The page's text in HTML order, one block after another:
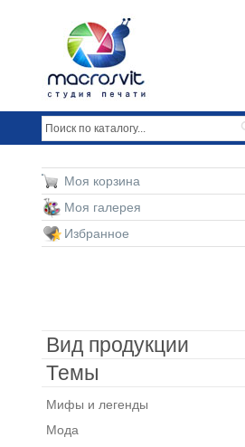
Моя корзина
Моя галерея
Избранное
Вид продукции
Темы
Мифы и легенды
Мода